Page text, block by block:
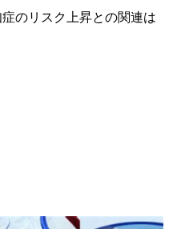
のリスク上昇との関連は